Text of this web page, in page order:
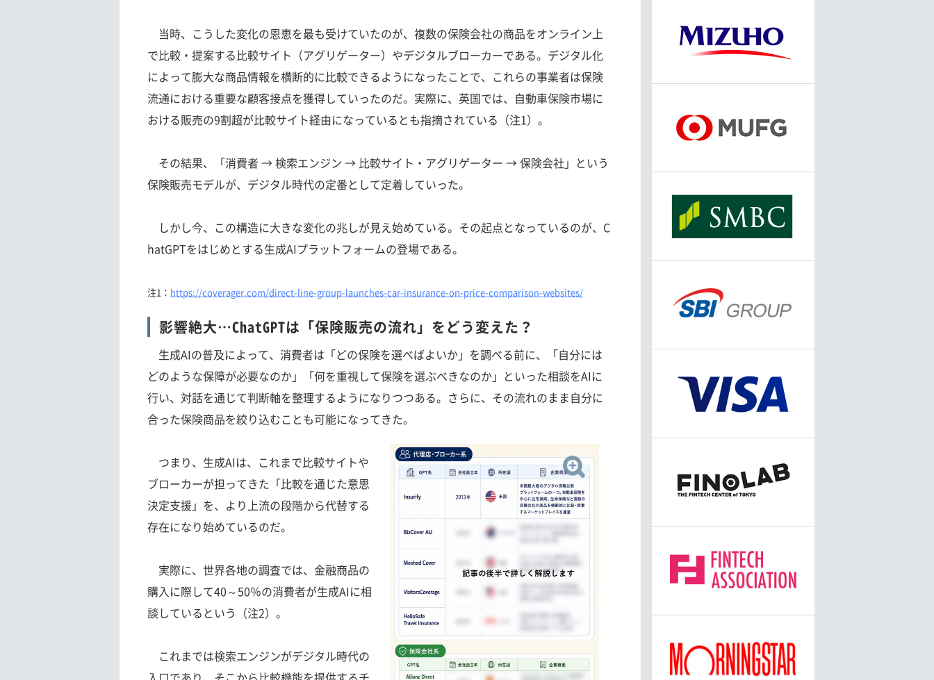
当時、こうした変化の恩恵を最も受けていたのが、複数の保険会社の商品をオンライン上
で比較・提案する比較サイト（アグリゲーター）やデジタルブローカーである。デジタル化
によって膨大な商品情報を横断的に比較できるようになったことで、これらの事業者は保険
流通における重要な顧客接点を獲得していったのだ。実際に、英国では、自動車保険市場に
おける販売の9割超が比較サイト経由になっているとも指摘されている（注1）。
その結果、「消費者 → 検索エンジン → 比較サイト・アグリゲーター → 保険会社」という
保険販売モデルが、デジタル時代の定番として定着していった。
しかし今、この構造に大きな変化の兆しが見え始めている。その起点となっているのが、C
hatGPTをはじめとする生成AIプラットフォームの登場である。
注1： https://coverager.com/direct-line-group-launches-car-insurance-on-price-comparison-websites/
影響絶大…ChatGPTは「保険販売の流れ」をどう変えた？
生成AIの普及によって、消費者は「どの保険を選べばよいか」を調べる前に、「自分には
どのような保障が必要なのか」「何を重視して保険を選ぶべきなのか」といった相談をAIに
行い、対話を通じて判断軸を整理するようになりつつある。さらに、その流れのまま自分に
合った保険商品を絞り込むことも可能になってきた。
つまり、生成AIは、これまで比較サイトや
ブローカーが担ってきた「比較を通じた意思
決定支援」を、より上流の段階から代替する
存在になり始めているのだ。
実際に、世界各地の調査では、金融商品の
購入に際して40～50％の消費者が生成AIに相
談しているという（注2）。
これまでは検索エンジンがデジタル時代の